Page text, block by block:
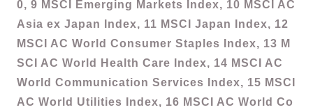
0, 9 MSCI Emerging Markets Index, 10 MSCI AC
Asia ex Japan Index, 11 MSCI Japan Index, 12
MSCI AC World Consumer Staples Index, 13 M
SCI AC World Health Care Index, 14 MSCI AC
World Communication Services Index, 15 MSCI
AC World Utilities Index, 16 MSCI AC World Co